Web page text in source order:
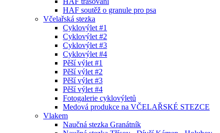
HAF soutěž o granule pro psa
Včelařská stezka
Cyklovýlet #1
Cyklovýlet #2
Cyklovýlet #3
Cyklovýlet #4
Pěší výlet #1
Pěší výlet #2
Pěší výlet #3
Pěší výlet #4
Fotogalerie cyklovýletů
Medová produkce na VČELAŘSKÉ STEZCE
Vlakem
Naučná stezka Granátník